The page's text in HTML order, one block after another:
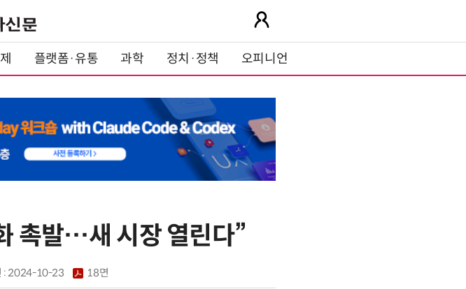
플랫폼·유통 과학 정치·정책 오피니언
촉발…새 시장 열린다”
:2024-10-23 18면